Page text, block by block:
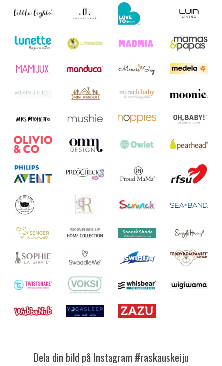
Dela din bild på Instagram #raskauskeiju